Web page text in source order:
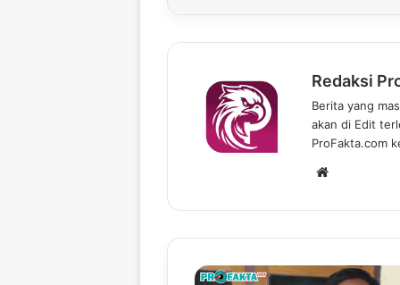
Redaksi
Berita yang
akan di Edit
ProFakta.com
te